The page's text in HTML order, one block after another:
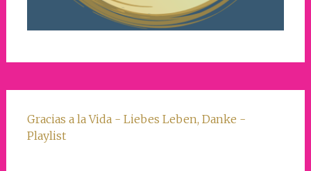
Gracias a la Vida - Liebes Leben, Danke -
Playlist